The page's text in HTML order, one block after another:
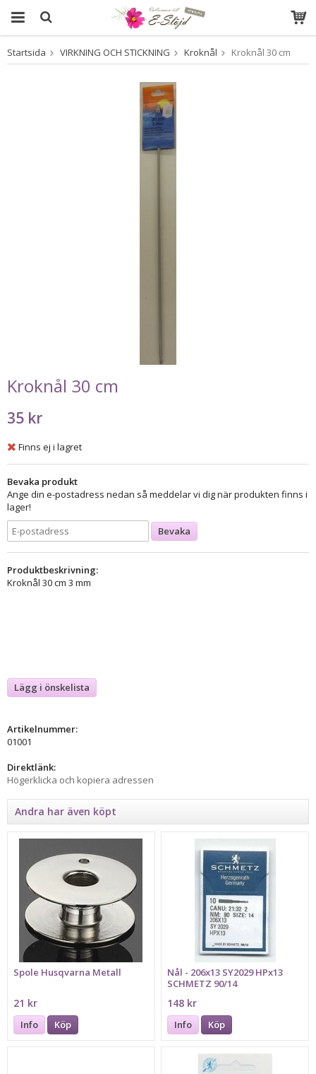
Produkten har blivit tillagd i varukorgen
Startsida VIRKNING OCH STICKNING Kroknål Kroknål 30 cm
Kroknål 30 cm
35 kr
Finns ej i lagret
Bevaka produkt
Ange din e-postadress nedan så meddelar vi dig när produkten finns i
lager!
Bevaka
Produktbeskrivning:
Kroknål 30 cm 3 mm
Lägg i önskelista
Artikelnummer:
01001
Direktlänk:
Högerklicka och kopiera adressen
Andra har även köpt
Spole Husqvarna Metall
21 kr
Info Köp
Nål - 206x13 SY2029 HPx13
SCHMETZ 90/14
148 kr
Info Köp